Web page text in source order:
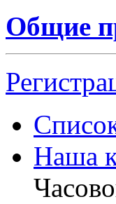
Общие
Наша